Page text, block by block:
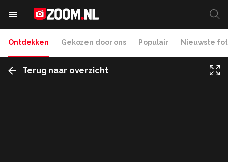
Ontdekken Gekozen door ons Populair Nieuwste
Terug naar overzicht